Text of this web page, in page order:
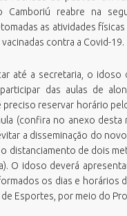
Meio
Obras
Urbano
Saúde
01
02
Emitir
Nota
Camboriú reabre na
as atividades
contra a Covid-19.
até a secretaria, o idoso
das aulas de
preciso reservar horário
(confira no anexo
a disseminação do
distanciamento de dois
O idoso deverá
os dias e horários
Esportes, por meio do